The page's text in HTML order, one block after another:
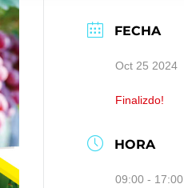
FECHA
Oct 25 2024
Finalizdo!
HORA
09:00 - 17:00